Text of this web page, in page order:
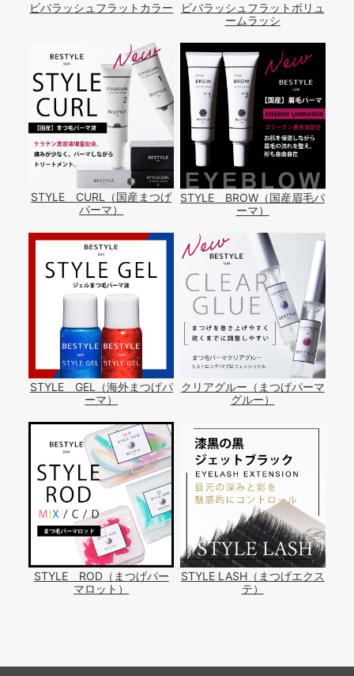
ビバラッシュフラットカラー
ビバラッシュフラットボリュ
ームラッシ
STYLE CURL（国産まつげ
パーマ）
STYLE BROW（国産眉毛パ
ーマ）
STYLE GEL（海外まつげパ
ーマ）
クリアグルー（まつげパーマ
グルー）
STYLE ROD（まつげパー
マロット）
STYLE LASH（まつげエクス
テ）